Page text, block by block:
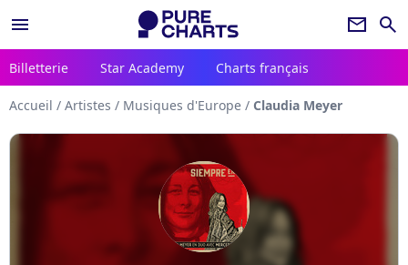
menu newsletter search
Billetterie Star Academy Charts français
Accueil / Artistes / Musiques d'Europe / Claudia Meyer